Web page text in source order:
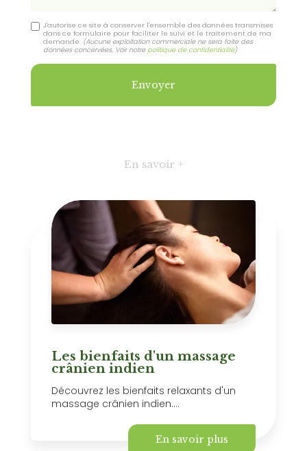
J'autorise ce site à conserver l'ensemble des données transmises
dans ce formulaire pour faciliter le suivi et le traitement de ma
demande. (Aucune exploitation commerciale ne sera faite des
données concervées. Voir notre politique de confidentialité)
En savoir +
Les bienfaits d'un massage
crânien indien
Découvrez les bienfaits relaxants d'un
massage crânien indien....
En savoir plus